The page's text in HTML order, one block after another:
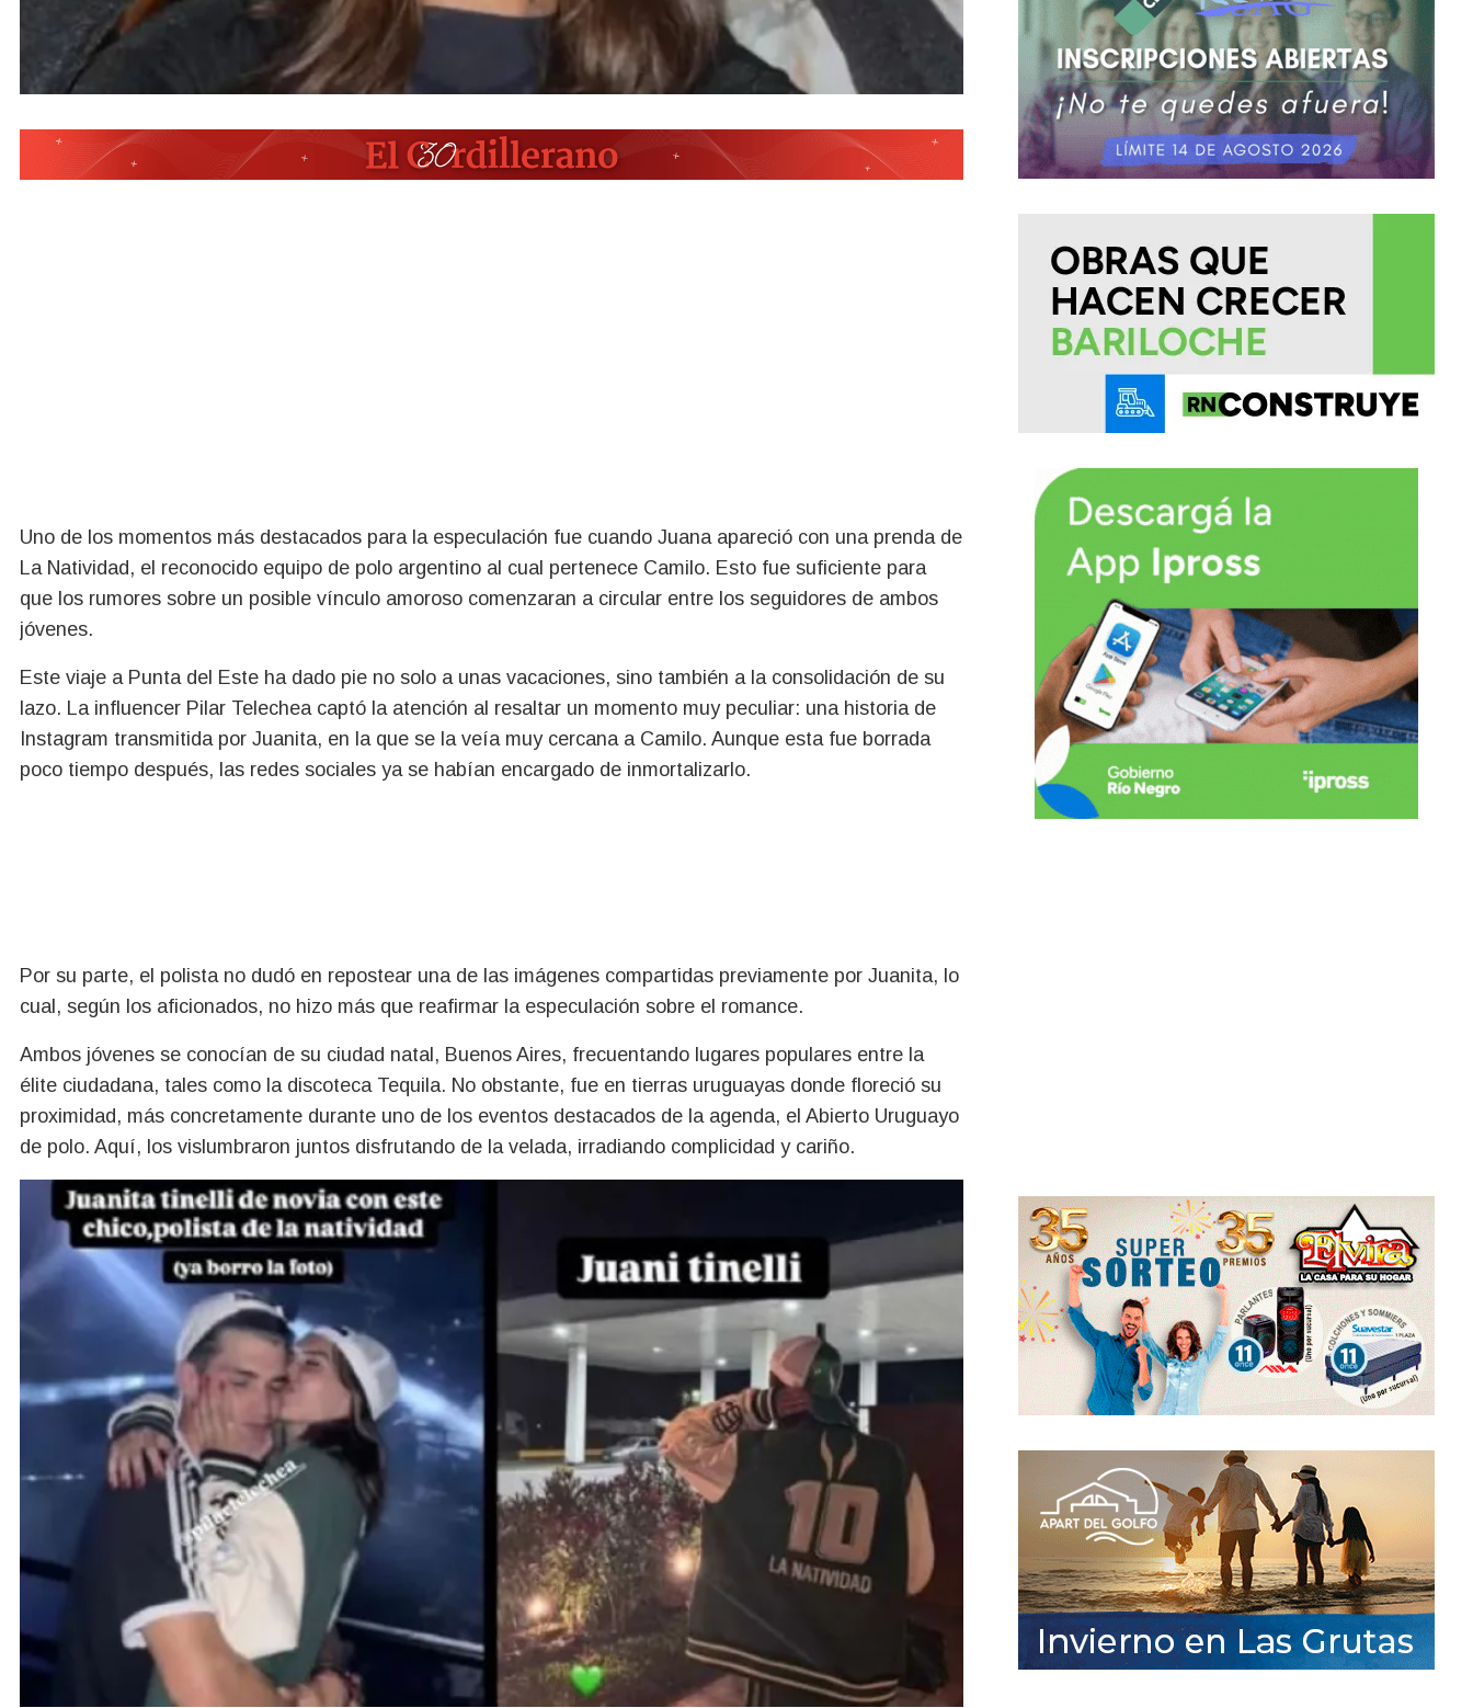
Uno de los momentos más destacados para la especulación fue cuando Juana apareció con una prenda de
La Natividad, el reconocido equipo de polo argentino al cual pertenece Camilo. Esto fue suficiente para
que los rumores sobre un posible vínculo amoroso comenzaran a circular entre los seguidores de ambos
jóvenes.
Este viaje a Punta del Este ha dado pie no solo a unas vacaciones, sino también a la consolidación de su
lazo. La influencer Pilar Telechea captó la atención al resaltar un momento muy peculiar: una historia de
Instagram transmitida por Juanita, en la que se la veía muy cercana a Camilo. Aunque esta fue borrada
poco tiempo después, las redes sociales ya se habían encargado de inmortalizarlo.
Por su parte, el polista no dudó en repostear una de las imágenes compartidas previamente por Juanita, lo
cual, según los aficionados, no hizo más que reafirmar la especulación sobre el romance.
Ambos jóvenes se conocían de su ciudad natal, Buenos Aires, frecuentando lugares populares entre la
élite ciudadana, tales como la discoteca Tequila. No obstante, fue en tierras uruguayas donde floreció su
proximidad, más concretamente durante uno de los eventos destacados de la agenda, el Abierto Uruguayo
de polo. Aquí, los vislumbraron juntos disfrutando de la velada, irradiando complicidad y cariño.